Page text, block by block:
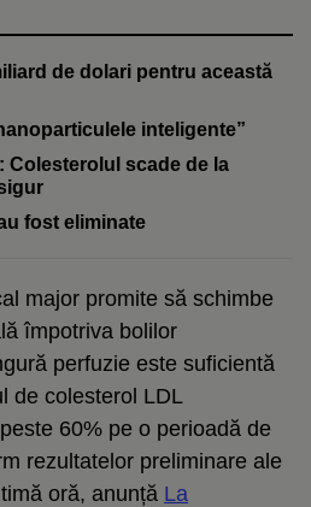
de dolari pentru această
inteligente”
Colesterolul scade de la
fost eliminate
major promite să schimbe
împotriva bolilor
perfuzie este suficientă
de colesterol LDL
60% pe o perioadă de
rezultatelor preliminare ale
oră, anunță La